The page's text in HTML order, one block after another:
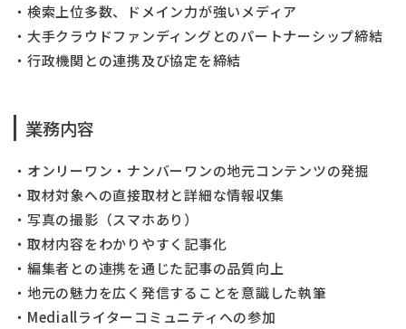
・検索上位多数、ドメイン力が強いメディア
・大手クラウドファンディングとのパートナーシップ締結
・行政機関との連携及び協定を締結
業務内容
・オンリーワン・ナンバーワンの地元コンテンツの発掘
・取材対象への直接取材と詳細な情報収集
・写真の撮影（スマホあり）
・取材内容をわかりやすく記事化
・編集者との連携を通じた記事の品質向上
・地元の魅力を広く発信することを意識した執筆
・Mediallライターコミュニティへの参加